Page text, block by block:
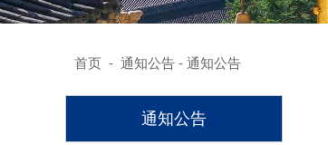
首页 - 通知公告 - 通知公告
通知公告